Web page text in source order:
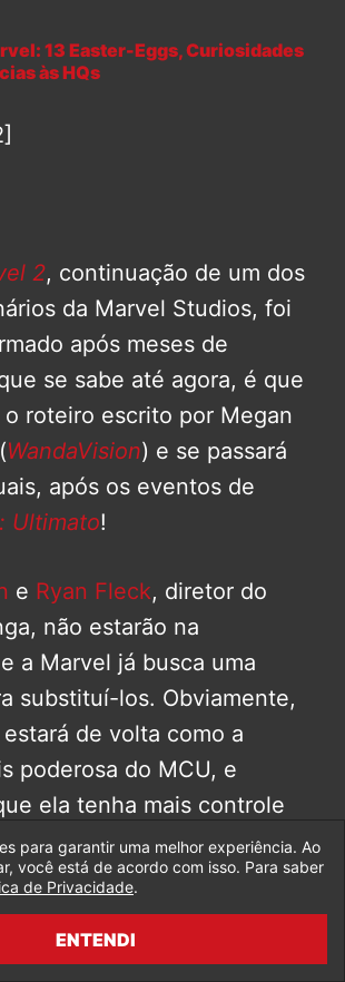
13 Easter-Eggs, Curiosidades
às HQs
2, continuação de um dos
da Marvel Studios, foi
após meses de
se sabe até agora, é que
roteiro escrito por Megan
WandaVision) e se passará
após os eventos de
Ultimato!
e Ryan Fleck, diretor do
não estarão na
a Marvel já busca uma
substituí-los. Obviamente,
estará de volta como a
poderosa do MCU, e
ela tenha mais controle
o projeto, que deve
em 2022!
para garantir uma melhor experiência. Ao
você está de acordo com isso. Para saber
de Privacidade.
ENTENDI